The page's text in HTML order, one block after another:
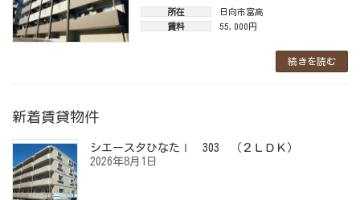
続きを読む
所在
日向市富高
賃料
55,000円
新着賃貸物件
シエースタひなたⅠ 303 （２ＬＤＫ）
2026年8月1日